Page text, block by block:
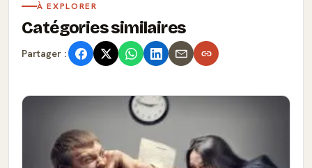
À EXPLORER
Catégories similaires
Partager :